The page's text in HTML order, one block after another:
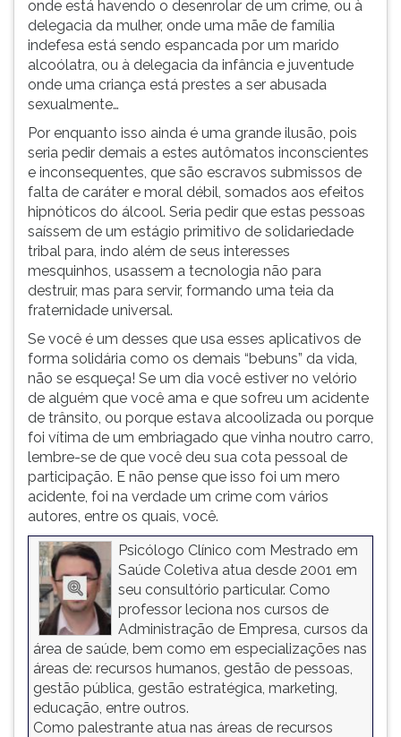
onde está havendo o desenrolar de um crime, ou à
delegacia da mulher, onde uma mãe de família
indefesa está sendo espancada por um marido
alcoólatra, ou à delegacia da infância e juventude
onde uma criança está prestes a ser abusada
sexualmente…
Por enquanto isso ainda é uma grande ilusão, pois
seria pedir demais a estes autômatos inconscientes
e inconsequentes, que são escravos submissos de
falta de caráter e moral débil, somados aos efeitos
hipnóticos do álcool. Seria pedir que estas pessoas
saíssem de um estágio primitivo de solidariedade
tribal para, indo além de seus interesses
mesquinhos, usassem a tecnologia não para
destruir, mas para servir, formando uma teia da
fraternidade universal.
Se você é um desses que usa esses aplicativos de
forma solidária como os demais “bebuns” da vida,
não se esqueça! Se um dia você estiver no velório
de alguém que você ama e que sofreu um acidente
de trânsito, ou porque estava alcoolizada ou porque
foi vítima de um embriagado que vinha noutro carro,
lembre-se de que você deu sua cota pessoal de
participação. E não pense que isso foi um mero
acidente, foi na verdade um crime com vários
autores, entre os quais, você.
Psicólogo Clínico com Mestrado em
Saúde Coletiva atua desde 2001 em
seu consultório particular. Como
professor leciona nos cursos de
Administração de Empresa, cursos da
área de saúde, bem como em especializações nas
áreas de: recursos humanos, gestão de pessoas,
gestão pública, gestão estratégica, marketing,
educação, entre outros.
Como palestrante atua nas áreas de recursos